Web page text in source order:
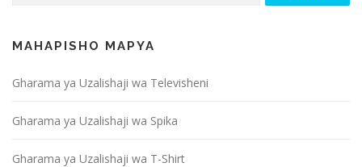
MAHAPISHO MAPYA
Gharama ya Uzalishaji wa Televisheni
Gharama ya Uzalishaji wa Spika
Gharama ya Uzalishaji wa T-Shirt